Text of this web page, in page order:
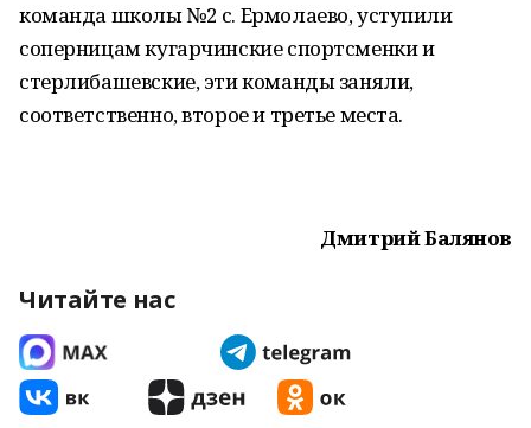
команда школы №2 с. Ермолаево, уступили
соперницам кугарчинские спортсменки и
стерлибашевские, эти команды заняли,
соответственно, второе и третье места.
Дмитрий Балянов
Читайте нас